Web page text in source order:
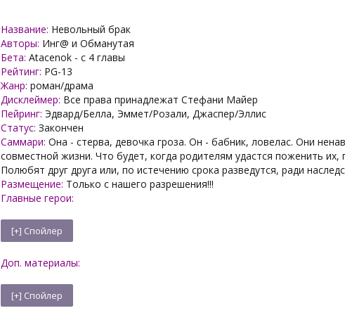
Название: Невольный брак
Авторы: Инг@ и Обманутая
Бета: Atacenok - с 4 главы
Рейтинг: PG-13
Жанр: роман/драма
Дисклеймер: Все права принадлежат Стефани Майер
Пейринг: Эдвард/Белла, Эммет/Розали, Джаспер/Эллис
Статус: Закончен
Саммари: Она - стерва, девочка гроза. Он - бабник, ловелас. Они
совместной жизни. Что будет, когда родителям удастся поженить
Полюбят друг друга или, по истечению срока разведутся, ради
Размещение: Только с нашего разрешения!!!
Главные герои:
Доп. материалы: